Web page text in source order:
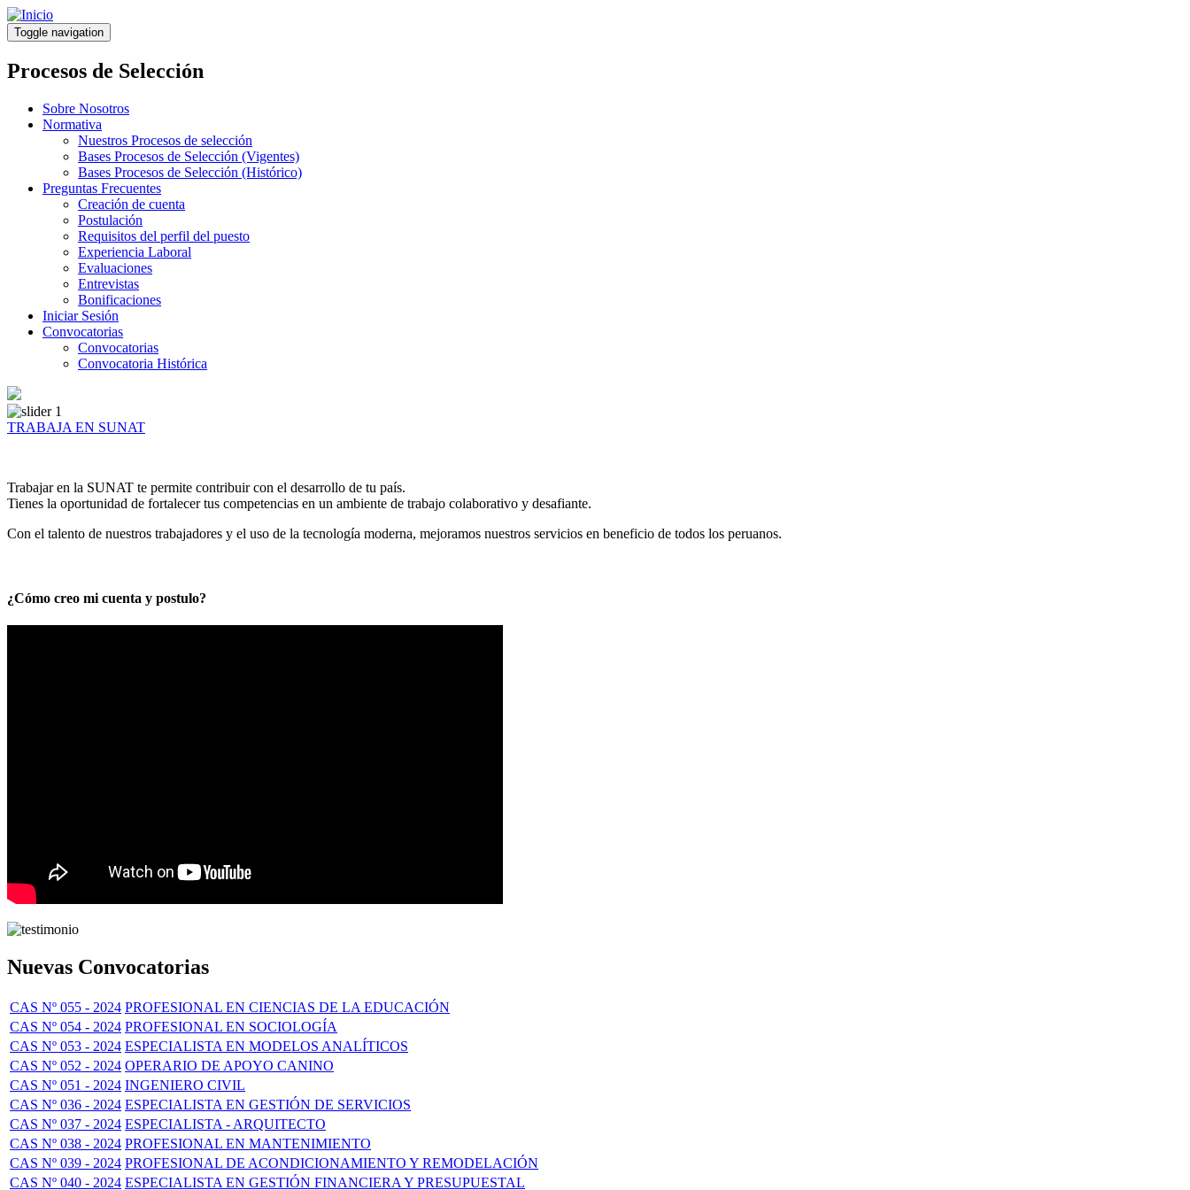
Pasar
al
contenido
principal
Toggle navigation
Procesos de Selección
Sobre Nosotros
Normativa
Nuestros Procesos de selección
Bases Procesos de Selección (Vigentes)
Bases Procesos de Selección (Histórico)
Preguntas Frecuentes
Creación de cuenta
Postulación
Requisitos del perfil del puesto
Experiencia Laboral
Evaluaciones
Entrevistas
Bonificaciones
Iniciar Sesión
Convocatorias
Convocatorias
Convocatoria Histórica
TRABAJA EN SUNAT
Trabajar en la SUNAT te permite contribuir con el desarrollo de tu país.
Tienes la oportunidad de fortalecer tus competencias en un ambiente de trabajo colaborativo y desafiante.
Con el talento de nuestros trabajadores y el uso de la tecnología moderna, mejoramos nuestros servicios en beneficio de todos los peruanos.
¿Cómo creo mi cuenta y postulo?
Nuevas Convocatorias
CAS Nº 055 - 2024 PROFESIONAL EN CIENCIAS DE LA EDUCACIÓN
CAS Nº 054 - 2024 PROFESIONAL EN SOCIOLOGÍA
CAS Nº 053 - 2024 ESPECIALISTA EN MODELOS ANALÍTICOS
CAS Nº 052 - 2024 OPERARIO DE APOYO CANINO
CAS Nº 051 - 2024 INGENIERO CIVIL
CAS Nº 036 - 2024 ESPECIALISTA EN GESTIÓN DE SERVICIOS
CAS Nº 037 - 2024 ESPECIALISTA - ARQUITECTO
CAS Nº 038 - 2024 PROFESIONAL EN MANTENIMIENTO
CAS Nº 039 - 2024 PROFESIONAL DE ACONDICIONAMIENTO Y REMODELACIÓN
CAS Nº 040 - 2024 ESPECIALISTA EN GESTIÓN FINANCIERA Y PRESUPUESTAL